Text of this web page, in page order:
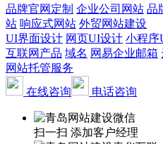
品牌官网定制 企业公司网站 品
站 响应式网站 外贸网站建设
UI界面设计 网页UI设计 小程序
互联网产品 域名 网易企业邮箱
网站托管服务
在线咨询
电话咨询
扫一扫 添加客户经理